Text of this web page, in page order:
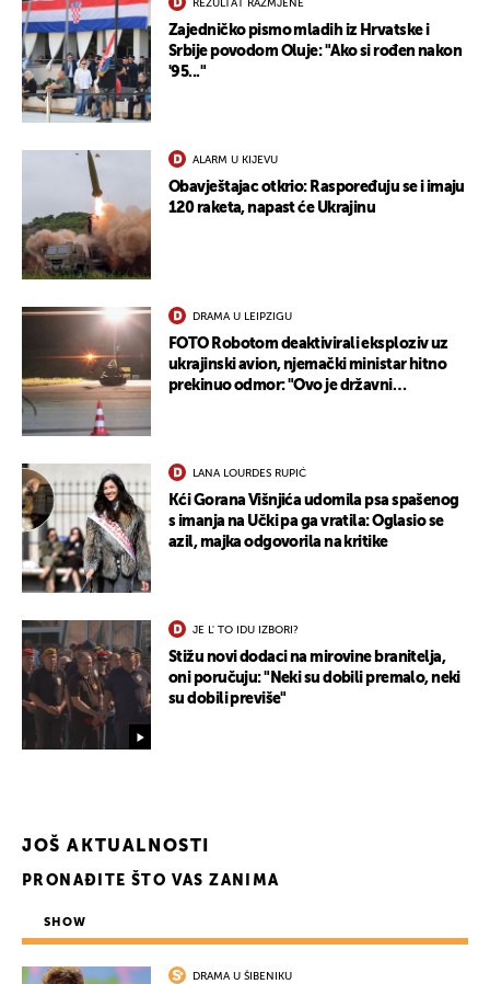
REZULTAT RAZMJENE
Zajedničko pismo mladih iz Hrvatske i
Srbije povodom Oluje: "Ako si rođen nakon
'95..."
ALARM U KIJEVU
Obavještajac otkrio: Raspoređuju se i imaju
120 raketa, napast će Ukrajinu
DRAMA U LEIPZIGU
FOTO Robotom deaktivirali eksploziv uz
ukrajinski avion, njemački ministar hitno
prekinuo odmor: "Ovo je državni
LANA LOURDES RUPIĆ
Kći Gorana Višnjića udomila psa spašenog
s imanja na Učki pa ga vratila: Oglasio se
azil, majka odgovorila na kritike
JE L' TO IDU IZBORI?
Stižu novi dodaci na mirovine branitelja,
oni poručuju: "Neki su dobili premalo, neki
su dobili previše"
JOŠ AKTUALNOSTI
PRONAĐITE ŠTO VAS ZANIMA
SHOW
DRAMA U ŠIBENIKU
UKLJUČITE NOTIFIKACIJE